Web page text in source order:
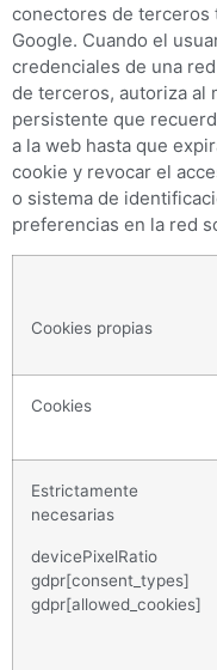
conectores de terceros
Google. Cuando el
credenciales de una
de terceros, autoriza al
persistente que
a la web hasta que
cookie y revocar el
o sistema de
preferencias en la red
Cookies propias
Cookies
Estrictamente
necesarias
devicePixelRatio
gdpr[consent_types]
gdpr[allowed_cookies]